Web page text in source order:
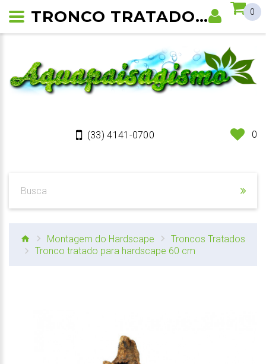
(33) 4141-0700 0
0
Montagem do Hardscape
Troncos Tratados
Tronco tratado para hardscape 60 cm
TRONCO TRATADO PARA HARDSCAPE 60 CM